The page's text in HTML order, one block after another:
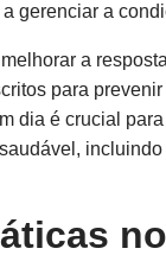
gerenciar a
a
para
dia é crucial